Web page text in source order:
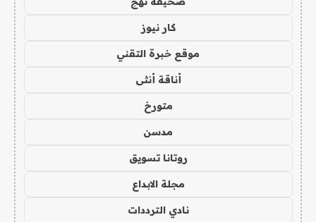
كار نيوز
موقع خبرة التقني
أناقة أنثى
متورخ
مدسن
روتانا تسويق
مجلة الابداع
نادي الترددات